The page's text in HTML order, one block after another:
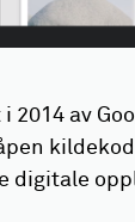
2014 av
digitale